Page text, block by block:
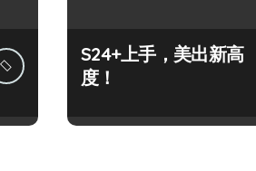
S24+上手，美出新高
度！